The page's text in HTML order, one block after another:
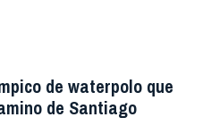
de waterpolo que
de Santiago